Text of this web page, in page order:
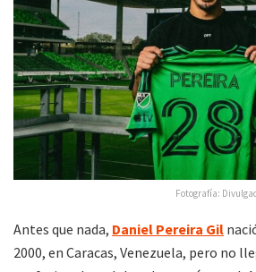
Fotografía:
Antes que nada, Daniel Pereira Gil
2000, en Caracas, Venezuela, pero no